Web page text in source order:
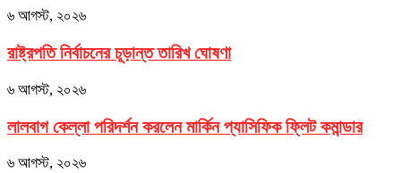
৬ আগস্ট, ২০২৬
রাষ্ট্রপতি নির্বাচনের চূড়ান্ত তারিখ ঘোষণা
৬ আগস্ট, ২০২৬
লালবাগ কেল্লা পরিদর্শন করলেন মার্কিন প্যাসিফিক ফ্লিট কমান্ডার
৬ আগস্ট, ২০২৬